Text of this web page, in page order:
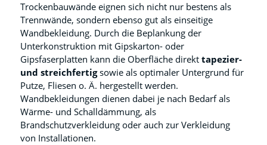
Trockenbauwände eignen sich nicht nur bestens als
Trennwände, sondern ebenso gut als einseitige
Wandbekleidung. Durch die Beplankung der
Unterkonstruktion mit Gipskarton- oder
Gipsfaserplatten kann die Oberfläche direkt tapezier-
und streichfertigsowie als optimaler Untergrund für
Putze, Fliesen o. Ä. hergestellt werden.
Wandbekleidungen dienen dabei je nach Bedarf als
Wärme- und Schalldämmung, als
Brandschutzverkleidung oder auch zur Verkleidung
von Installationen.